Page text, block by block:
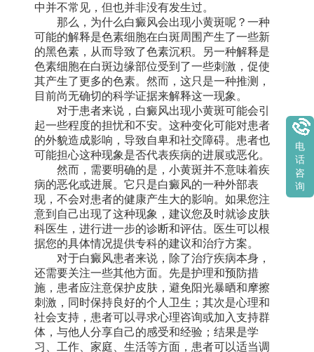
中并不常见，但也并非没有发生过。
那么，为什么白癜风会出现小黄斑呢？一种
可能的解释是色素细胞在白斑周围产生了一些新
的黑色素，从而导致了色素沉积。另一种解释是
色素细胞在白斑边缘部位受到了一些刺激，促使
其产生了更多的色素。然而，这只是一种推测，
目前尚无确切的科学证据来解释这一现象。
对于患者来说，白癜风出现小黄斑可能会引
起一些程度的担忧和不安。这种变化可能对患者
的外貌造成影响，导致自卑和社交障碍。患者也
可能担心这种现象是否代表疾病的进展或恶化。
然而，需要明确的是，小黄斑并不意味着疾
病的恶化或进展。它只是白癜风的一种外部表
现，不会对患者的健康产生大的影响。如果您注
意到自己出现了这种现象，建议您及时就诊皮肤
科医生，进行进一步的诊断和评估。医生可以根
据您的具体情况提供专科的建议和治疗方案。
对于白癜风患者来说，除了治疗疾病本身，
还需要关注一些其他方面。先是护理和预防措
施，患者应注意保护皮肤，避免阳光暴晒和摩擦
刺激，同时保持良好的个人卫生；其次是心理和
社会支持，患者可以寻求心理咨询或加入支持群
体，与他人分享自己的感受和经验；结果是学
习、工作、家庭、生活等方面，患者可以适当调
电
话
咨
询